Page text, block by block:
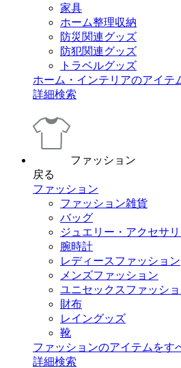
家具
ホーム整理収納
防災関連グッズ
防犯関連グッズ
トラベルグッズ
ホーム・インテリアのアイテ
詳細検索
ファッション
戻る
ファッション
ファッション雑貨
バッグ
ジュエリー・アクセサ
腕時計
レディースファッション
メンズファッション
ユニセックスファッシ
財布
レイングッズ
靴
ファッションのアイテムをす
詳細検索